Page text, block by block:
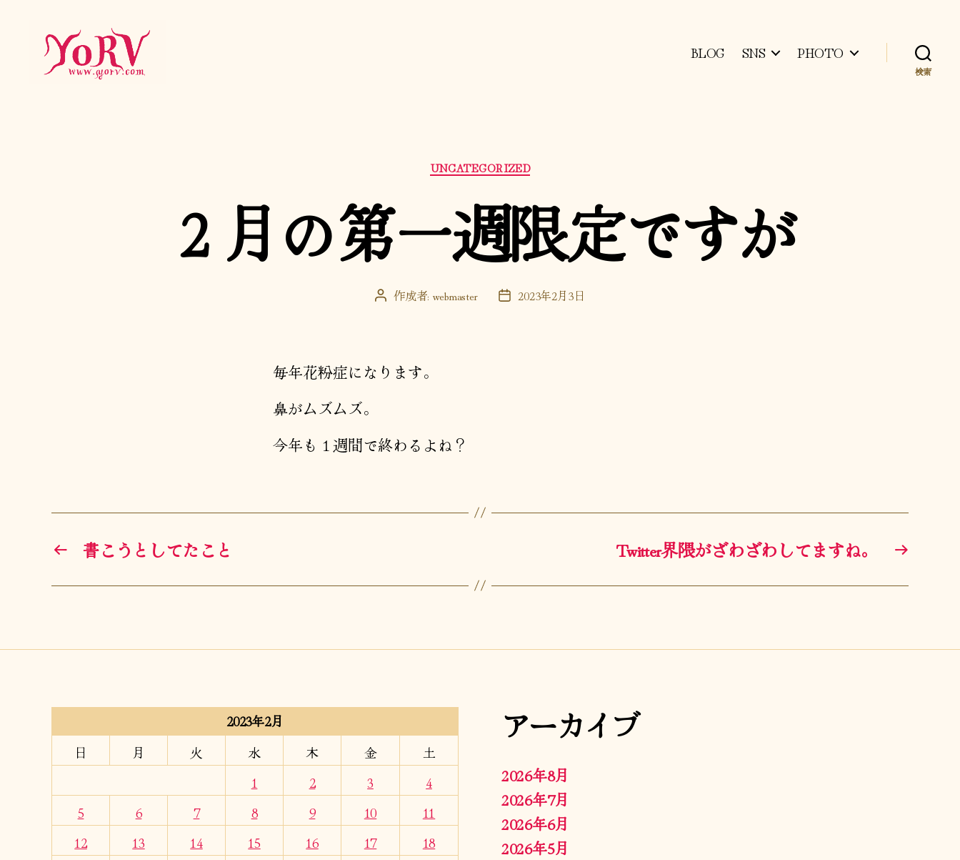
BLOG SNS PHOTO
検索
カ
テ
リ
ー
UNCATEGORIZED
２月の第一週限定ですが
投 作成者: webmaster
投 2023年2月3日
毎年花粉症になります。
鼻がムズムズ。
今年も１週間で終わるよね？
← 書こうとしてたこと →
Twitter界隈がざわざわしてますね。
2023年2月
日
月 火 水 木 金
土
1
2 3
4
5
6 7 8 9 10
11
12
13 14 15 16 17
18
アーカイブ
2026年8月
2026年7月
2026年6月
2026年5月